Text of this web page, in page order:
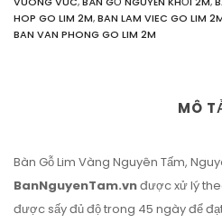
HOP GO LIM 2M,BAN LAM VIEC GO LIM
BAN VAN PHONG GO LIM 2M
MÔ
Bàn Gỗ Lim Vàng Nguyên Tấm,
BanNguyenTam.vnđược xử lý
được sấy đủ độ trong 45 ngày để